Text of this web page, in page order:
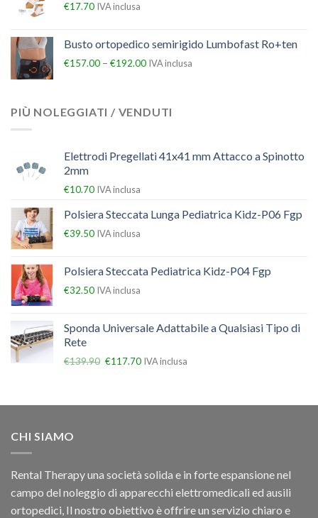
€17.70 IVA inclusa
Busto ortopedico semirigido Lumbofast Ro+ten
€157.00 – €192.00 IVA inclusa
PIÙ NOLEGGIATI / VENDUTI
Elettrodi Pregellati 41x41 mm Attacco a Spinotto
2mm
€10.70 IVA inclusa
Polsiera Steccata Lunga Pediatrica Kidz-P06 Fgp
€39.50 IVA inclusa
Polsiera Steccata Pediatrica Kidz-P04 Fgp
€32.50 IVA inclusa
Sponda Universale Adattabile a Qualsiasi Tipo di
Rete
€139.90 €117.70 IVA inclusa
CHI SIAMO
Rental Therapy una società solida e in forte espansione nel
campo del noleggio di apparecchi elettromedicali ed ausili
ortopedici, Il nostro obiettivo è offrire un servizio chiaro e